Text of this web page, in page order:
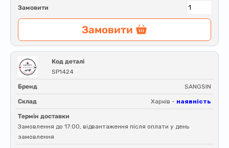
Замовити
Замовити
Код деталі
SP1424
Бренд SANGSIN
Склад Харків - наявність
Термін доставки
Замовлення до 17:00, відвантаження після оплати у день
замовлення